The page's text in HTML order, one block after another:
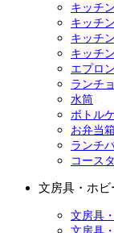
キッチ
キッチ
キッチ
キッチ
エプロン
ランチ
水筒
ボトル
お弁当
ランチ
コース
文房具・ホビ
文房具